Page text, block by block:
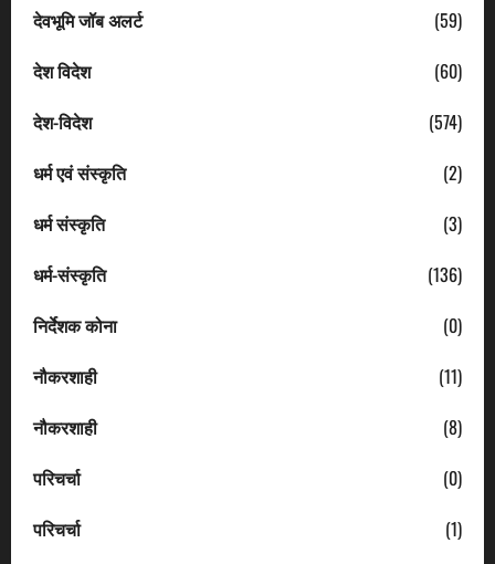
देवभूमि जॉब अलर्ट
(59)
देश विदेश
(60)
देश-विदेश
(574)
धर्म एवं संस्कृति
(2)
धर्म संस्कृति
(3)
धर्म-संस्कृति
(136)
निर्देशक कोना
(0)
नौकरशाही
(11)
नौकरशाही
(8)
परिचर्चा
(0)
परिचर्चा
(1)